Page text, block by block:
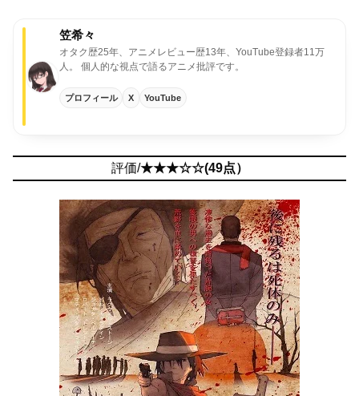
笠希々
オタク歴25年、アニメレビュー歴13年、YouTube登録者11万
人。
個人的な視点で語るアニメ批評です。
プロフィール X YouTube
評価/★★★☆☆(49点）